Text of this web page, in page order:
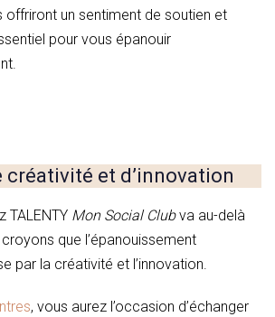
offriront un sentiment de soutien et
pour vous épanouir
créativité et d’innovation
TALENTY Mon Social Clubva au-delà
que l’épanouissement
par la créativité et l’innovation.
, vous aurez l’occasion d’échanger